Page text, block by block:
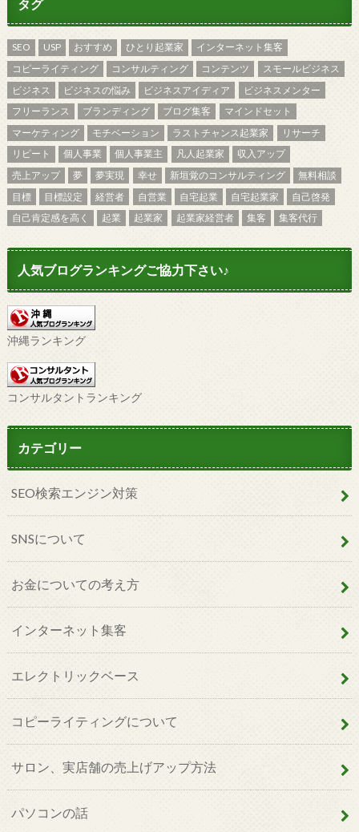
タグ
SEO USP おすすめ ひとり起業家
インターネット集客
コピーライティング
コンサルティング コンテンツ
スモールビジネス
ビジネス
ビジネスの悩み ビジネスアイディア
ビジネスメンター
フリーランス
ブランディング ブログ集客
マインドセット
マーケティング
モチベーション ラストチャンス起業家
リサーチ
リピート
個人事業 個人事業主 凡人起業家
収入アップ
売上アップ
夢 夢実現 幸せ 新垣覚のコンサルティング
無料相談
目標
目標設定 経営者 自営業 自宅起業 自宅起業家
自己啓発
自己肯定感を高く
起業 起業家 起業家経営者 集客 集客代行
人気ブログランキングご協力下さい♪
沖縄ランキング
コンサルタントランキング
カテゴリー
SEO検索エンジン対策
SNSについて
お金についての考え方
インターネット集客
エレクトリックベース
コピーライティングについて
サロン、実店舗の売上げアップ方法
パソコンの話